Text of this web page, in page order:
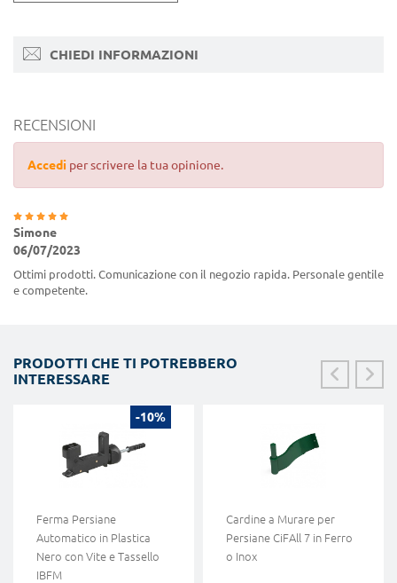
CHIEDI INFORMAZIONI
RECENSIONI
Accedi per scrivere la tua opinione.
Simone
06/07/2023
Ottimi prodotti. Comunicazione con il negozio rapida. Personale gentile
e competente.
PRODOTTI CHE TI POTREBBERO
INTERESSARE
-10%
Ferma Persiane
Automatico in Plastica
Nero con Vite e Tassello
IBFM
Cardine a Murare per
Persiane CiFAll 7 in Ferro
o Inox